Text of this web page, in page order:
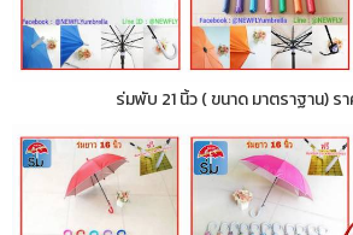
ร่มพับ 21 นิ้ว ( ขนาด มาตราฐาน) ร